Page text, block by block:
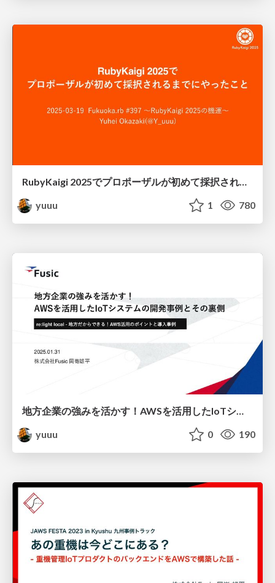
RubyKaigi 2025でプロポーザルが初めて採択されるまでにやったこと
yuuu
1 780
地方企業の強みを活かす！AWSを活用したIoTシステムの開発事例とその裏側
yuuu
0 190